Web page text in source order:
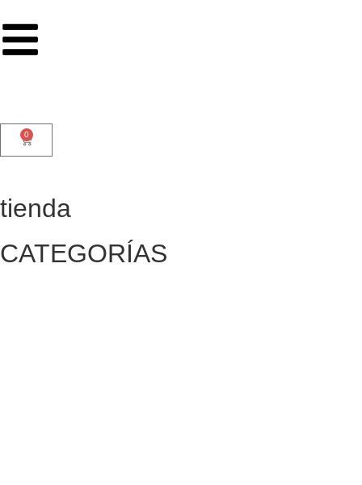
0
tienda
CATEGORÍAS